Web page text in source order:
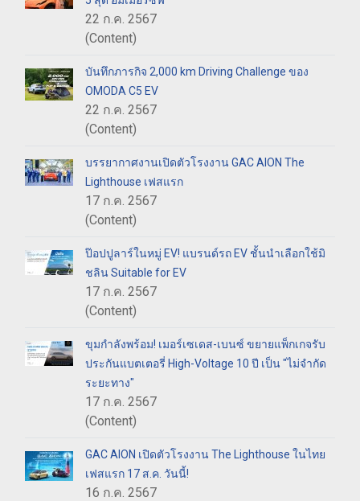
22 ก.ค. 2567
(Content)
บันทึกภารกิจ 2,000 km Driving Challenge ของ
OMODA C5 EV
22 ก.ค. 2567
(Content)
บรรยากาศงานเปิดตัวโรงงาน GAC AION The
Lighthouse เฟสแรก
17 ก.ค. 2567
(Content)
ป๊อปปูลาร์ในหมู่ EV! แบรนด์รถ EV ชั้นนำเลือกใช้มิ
ชลิน Suitable for EV
17 ก.ค. 2567
(Content)
ขุมกำลังพร้อม! เมอร์เซเดส-เบนซ์ ขยายแพ็กเกจรับ
ประกันแบตเตอรี่ High-Voltage 10 ปี เป็น "ไม่จำกัด
ระยะทาง"
17 ก.ค. 2567
(Content)
GAC AION เปิดตัวโรงงาน The Lighthouse ในไทย
เฟสแรก 17 ส.ค. วันนี้!
16 ก.ค. 2567